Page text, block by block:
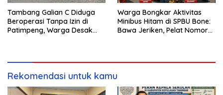
Tambang Galian C Diduga
Beroperasi Tanpa Izin di
Patimpeng, Warga Desak
Warga Bongkar Aktivitas
Minibus Hitam di SPBU Bone:
Bawa Jeriken, Pelat Nomor
Rekomendasi untuk kamu